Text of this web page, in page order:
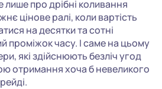
лише про дрібні коливання
цінове ралі, коли вартість
на десятки та сотні
проміжок часу. І саме на цьому
які здійснюють безліч угод
отримання хоча б невеликого